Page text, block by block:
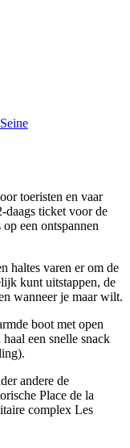
toeristen en vaar
daags ticket voor de
een ontspannen
haltes varen er om de
kunt uitstappen, de
wanneer je maar wilt.
boot met open
een snelle snack
andere de
Place de la
complex Les